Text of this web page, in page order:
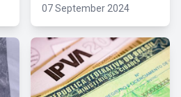
07 September 2024